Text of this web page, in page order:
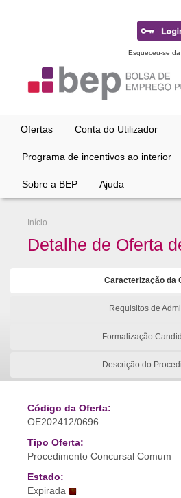
Esqueceu-se
Ofertas Conta do Utilizador
Programa de incentivos ao interior
Sobre a BEP Ajuda
Início
Detalhe de Oferta
Caracterização da
Requisitos de
Formalização
Descrição do
Código da Oferta:
OE202412/0696
Tipo Oferta:
Procedimento Concursal Comum
Estado:
Expirada